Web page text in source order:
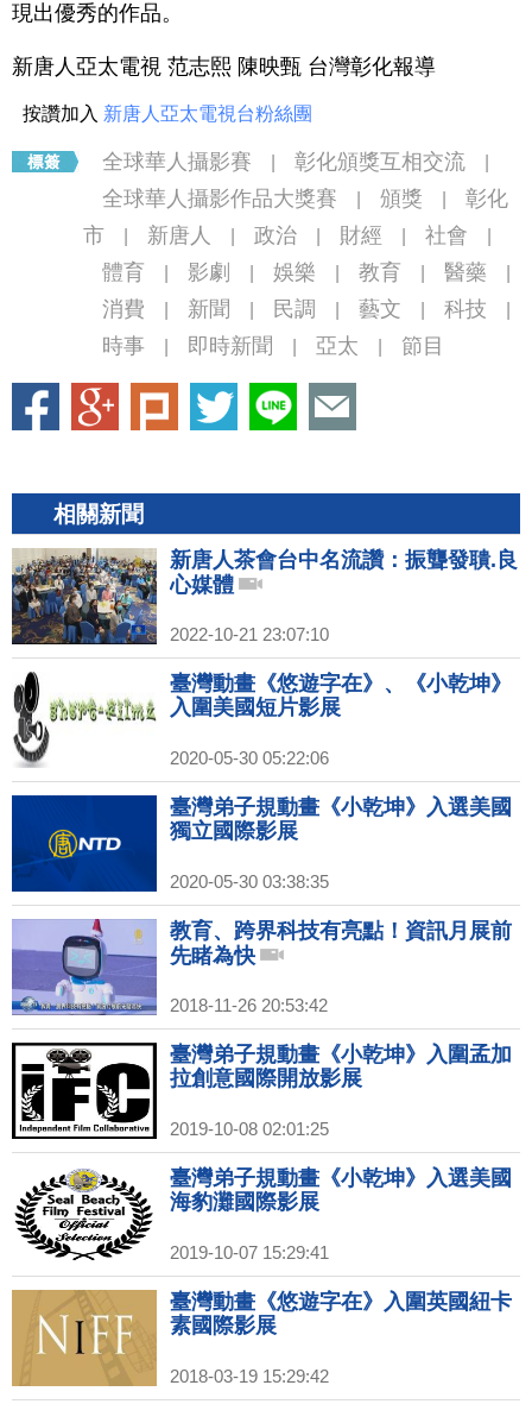
現出優秀的作品。
新唐人亞太電視 范志熙 陳映甄 台灣彰化報導
按讚加入 新唐人亞太電視台粉絲團
全球華人攝影賽 彰化頒獎互相交流
全球華人攝影作品大獎賽 頒獎
彰化
市
新唐人 政治 財經 社會
體育 影劇 娛樂 教育 醫藥
消費 新聞 民調 藝文 科技
時事 即時新聞 亞太 節目
相關新聞
新唐人茶會台中名流讚：振聾發聵.良
心媒體
2022-10-21 23:07:10
臺灣動畫《悠遊字在》、《小乾坤》
入圍美國短片影展
2020-05-30 05:22:06
臺灣弟子規動畫《小乾坤》入選美國
獨立國際影展
2020-05-30 03:38:35
教育、跨界科技有亮點！資訊月展前
先睹為快
2018-11-26 20:53:42
臺灣弟子規動畫《小乾坤》入圍孟加
拉創意國際開放影展
2019-10-08 02:01:25
臺灣弟子規動畫《小乾坤》入選美國
海豹灘國際影展
2019-10-07 15:29:41
臺灣動畫《悠遊字在》入圍英國紐卡
素國際影展
2018-03-19 15:29:42